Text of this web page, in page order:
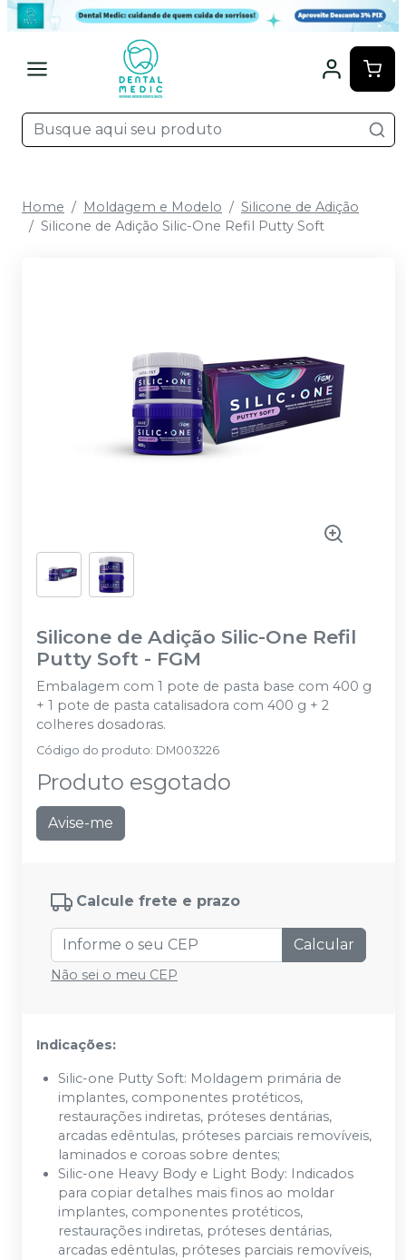
Home Moldagem e Modelo
Silicone de Adição
Silicone de Adição Silic-One Refil Putty Soft
Silicone de Adição Silic-One Refil
Putty Soft - FGM
Embalagem com 1 pote de pasta base com 400 g
+ 1 pote de pasta catalisadora com 400 g + 2
colheres dosadoras.
Código do produto: DM003226
Produto esgotado
Avise-me
Calcule frete e prazo
Calcular
Não sei o meu CEP
Indicações:
Silic-one Putty Soft: Moldagem primária de
implantes, componentes protéticos,
restaurações indiretas, próteses dentárias,
arcadas edêntulas, próteses parciais removíveis,
laminados e coroas sobre dentes;
Silic-one Heavy Body e Light Body: Indicados
para copiar detalhes mais finos ao moldar
implantes, componentes protéticos,
restaurações indiretas, próteses dentárias,
arcadas edêntulas, próteses parciais removíveis,